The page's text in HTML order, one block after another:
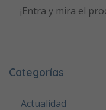
¡Entra y mira el
Categorías
Actualidad